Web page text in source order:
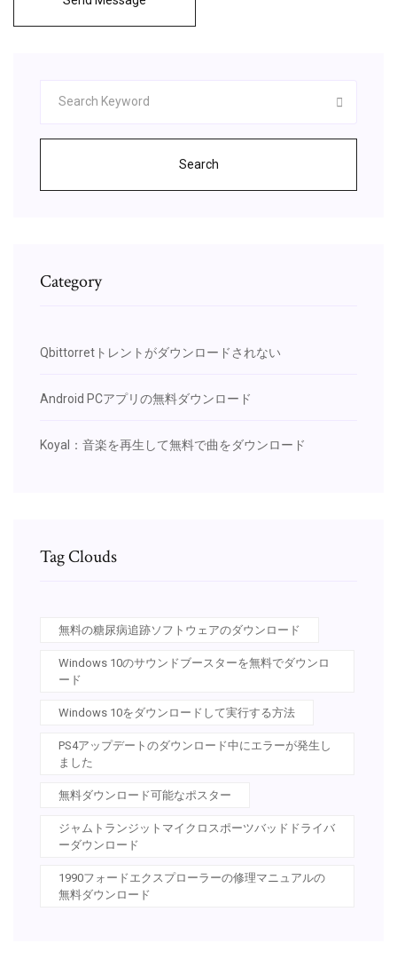
Search
Category
Qbittorretトレントがダウンロードされない
Android PCアプリの無料ダウンロード
Koyal：音楽を再生して無料で曲をダウンロード
Tag Clouds
無料の糖尿病追跡ソフトウェアのダウンロード
Windows 10のサウンドブースターを無料でダウンロ
ード
Windows 10をダウンロードして実行する方法
PS4アップデートのダウンロード中にエラーが発生し
ました
無料ダウンロード可能なポスター
ジャムトランジットマイクロスポーツバッドドライバ
ーダウンロード
1990フォードエクスプローラーの修理マニュアルの
無料ダウンロード